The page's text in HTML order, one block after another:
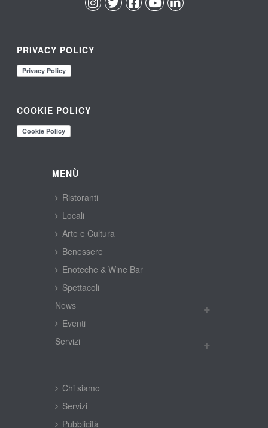
PRIVACY POLICY
COOKIE POLICY
MENÙ
Ristoranti
Locali
Arte e Cultura
Benessere
Enoteche & Wine Bar
Spettacoli
New
Eventi
Servizi
Chi siamo
Servizi
Pubblicità